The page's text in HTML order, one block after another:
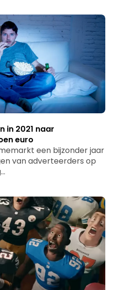
in 2021 naar
euro
een bijzonder jaar
van adverteerders op